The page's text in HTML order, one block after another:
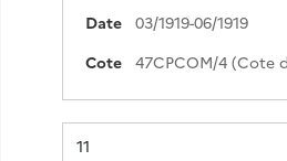
Date
03/1919-06/1919
Cote
47CPCOM/4 (Cote
Résultat n°
11